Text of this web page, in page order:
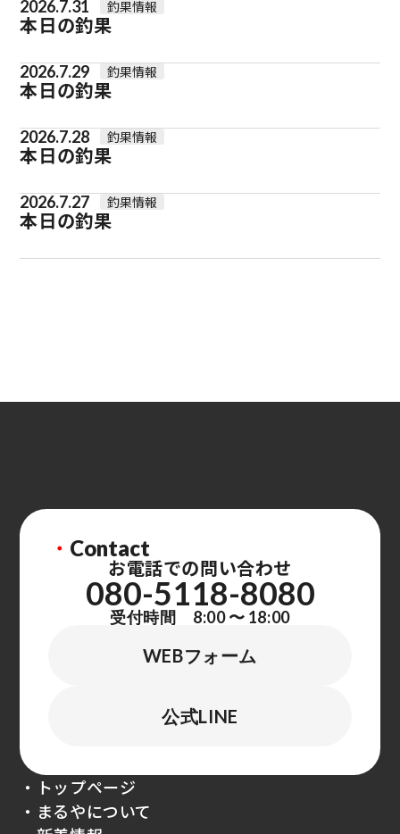
2026.7.31 釣果情報
本日の釣果
2026.7.29 釣果情報
本日の釣果
2026.7.28 釣果情報
本日の釣果
2026.7.27 釣果情報
本日の釣果
・ Contact
お電話での問い合わせ
080-5118-8080
受付時間 8:00 〜 18:00
WEBフォーム
公式LINE
・トップページ
・まるやについて